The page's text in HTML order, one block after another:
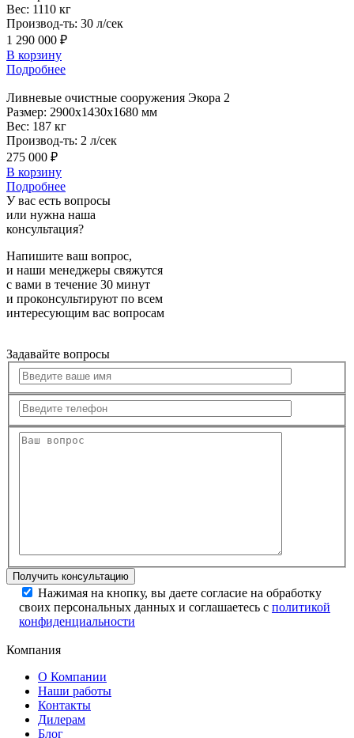
Вес: 1110 кг
Производ-ть: 30 л/сек
1 290 000 ₽
В корзину
Подробнее
Ливневые очистные сооружения Экора 2
Размер: 2900x1430x1680 мм
Вес: 187 кг
Производ-ть: 2 л/сек
275 000 ₽
В корзину
Подробнее
У вас есть вопросы
или нужна наша
консультация?
Напишите ваш вопрос,
и наши менеджеры свяжутся
с вами в течение 30 минут
и проконсультируют по всем
интересующим вас вопросам
Задавайте вопросы
Нажимая на кнопку, вы даете согласие на обработку
своих персональных данных и соглашаетесь с политикой
конфиденциальности
Компания
О Компании
Наши работы
Контакты
Дилерам
Блог